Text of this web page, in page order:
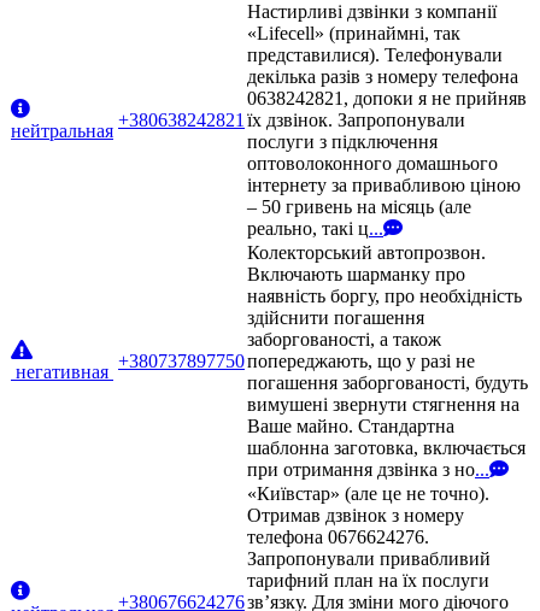
нейтральная
+380638242821
Настирливі дзвінки з компанії
«Lifecell» (принаймні, так
представилися). Телефонували
декілька разів з номеру телефона
0638242821, допоки я не прийняв
їх дзвінок. Запропонували
послуги з підключення
оптоволоконного домашнього
інтернету за привабливою ціною
– 50 гривень на місяць (але
реально, такі ц...
негативная
+380737897750
Колекторський автопрозвон.
Включають шарманку про
наявність боргу, про необхідність
здійснити погашення
заборгованості, а також
попереджають, що у разі не
погашення заборгованості, будуть
вимушені звернути стягнення на
Ваше майно. Стандартна
шаблонна заготовка, включається
при отримання дзвінка з но...
+380676624276
«Київстар» (але це не точно).
Отримав дзвінок з номеру
телефона 0676624276.
Запропонували привабливий
тарифний план на їх послуги
зв’язку. Для зміни мого діючого